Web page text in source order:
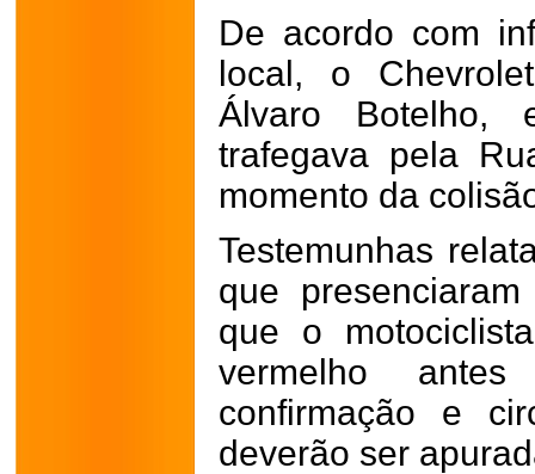
De acordo com
local, o
Álvaro Botelho,
trafegava pela
momento da
Testemunhas
que
que o
vermelho
confirmação e
deverão ser